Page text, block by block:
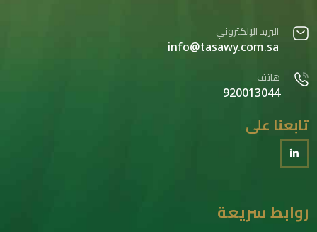
البريد الإلكتروني
info@tasawy.com.sa
هاتف
920013044
تابعنا على
روابط سريعة